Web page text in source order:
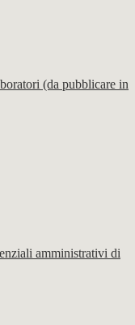
(da pubblicare in
amministrativi di